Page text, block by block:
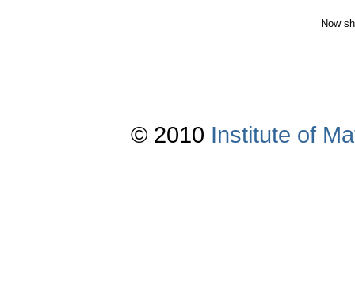
Now
© 2010 Institute of